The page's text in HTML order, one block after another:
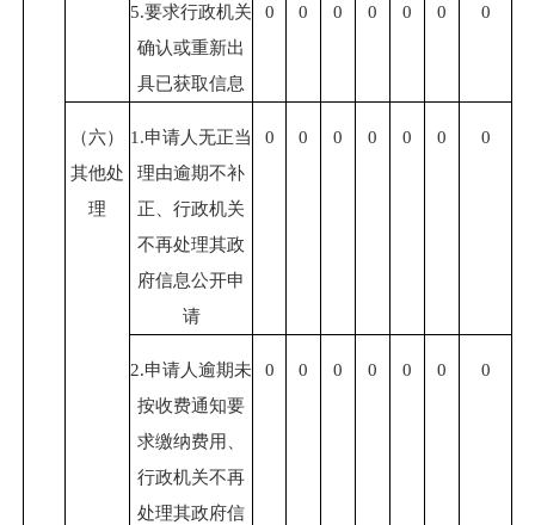
5.要求行政机关
确认或重新出
具已获取信息
0 0 0 0 0 0 0
（六）
其他处
理
1.申请人无正当
理由逾期不补
正、行政机关
不再处理其政
府信息公开申
请
0 0 0 0 0 0 0
2.申请人逾期未
按收费通知要
求缴纳费用、
行政机关不再
处理其政府信
0 0 0 0 0 0 0